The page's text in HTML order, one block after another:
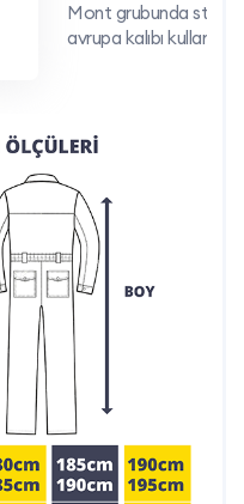
baskısı ve nakış
özel hale
garantisi
zamanında
aksamamasını
Mont grubunda
avrupa kalıbı kullanılır.